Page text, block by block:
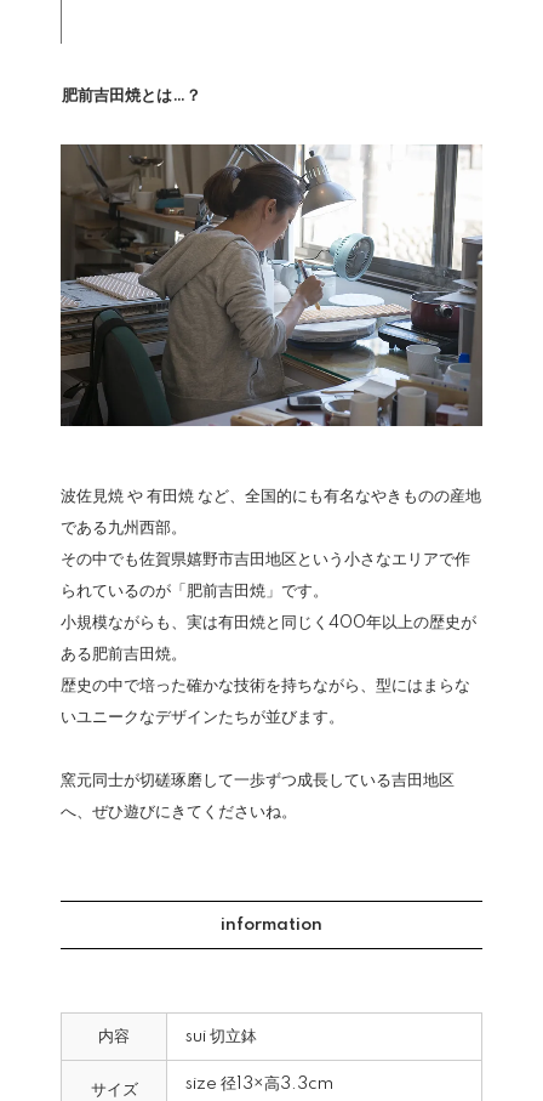
肥前吉田焼とは…？
波佐見焼 や 有田焼 など、全国的にも有名なやきものの産地
である九州西部。
その中でも佐賀県嬉野市吉田地区という小さなエリアで作
られているのが「肥前吉田焼」です。
小規模ながらも、実は有田焼と同じく400年以上の歴史が
ある肥前吉田焼。
歴史の中で培った確かな技術を持ちながら、型にはまらな
いユニークなデザインたちが並びます。
窯元同士が切磋琢磨して一歩ずつ成長している吉田地区
へ、ぜひ遊びにきてくださいね。
information
内容 sui 切立鉢
サイズ size 径13×高3.3cm